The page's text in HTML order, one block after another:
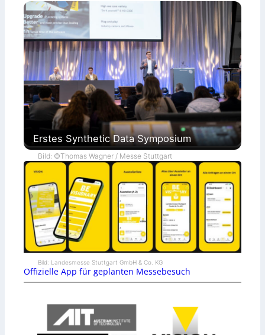
Erstes Synthetic Data Symposium
Bild: ©Thomas Wagner / Messe Stuttgart
Bild: Landesmesse Stuttgart GmbH & Co. KG
Offizielle App für geplanten Messebesuch